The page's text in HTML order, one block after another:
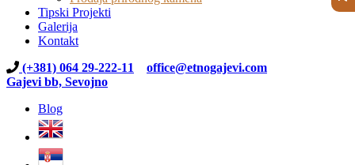
Tipski Projekti
Galerija
Kontakt
(+381) 064 29-222-11
office@etnogajevi.com
Gajevi bb, Sevojno
Blog